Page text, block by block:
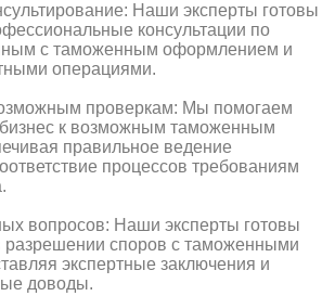
Наши эксперты готовы
консультации по
с таможенным оформлением и
операциями.
проверкам: Мы помогаем
к возможным таможенным
правильное ведение
процессов требованиям
вопросов: Наши эксперты готовы
разрешении споров с таможенными
экспертные заключения и
доводы.